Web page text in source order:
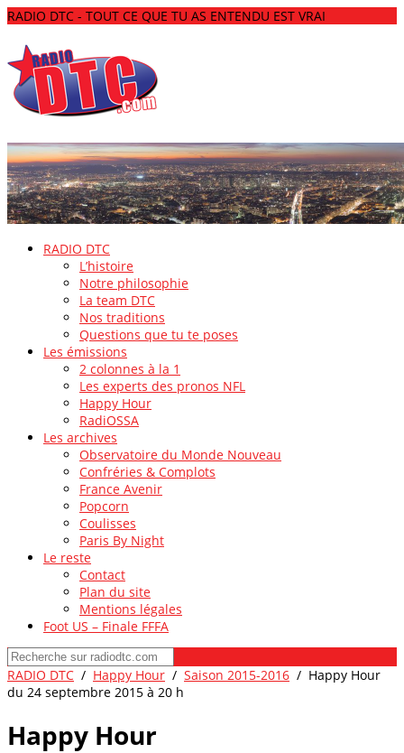
RADIO DTC - TOUT CE QUE TU AS ENTENDU EST VRAI
RADIO DTC
L’histoire
Notre philosophie
La team DTC
Nos traditions
Questions que tu te poses
Les émissions
2 colonnes à la 1
Les experts des pronos NFL
Happy Hour
RadiOSSA
Les archives
Observatoire du Monde Nouveau
Confréries & Complots
France Avenir
Popcorn
Coulisses
Paris By Night
Le reste
Contact
Plan du site
Mentions légales
Foot US – Finale FFFA
RADIO DTC / Happy Hour / Saison 2015-2016 / Happy Hour
du 24 septembre 2015 à 20 h
Happy Hour